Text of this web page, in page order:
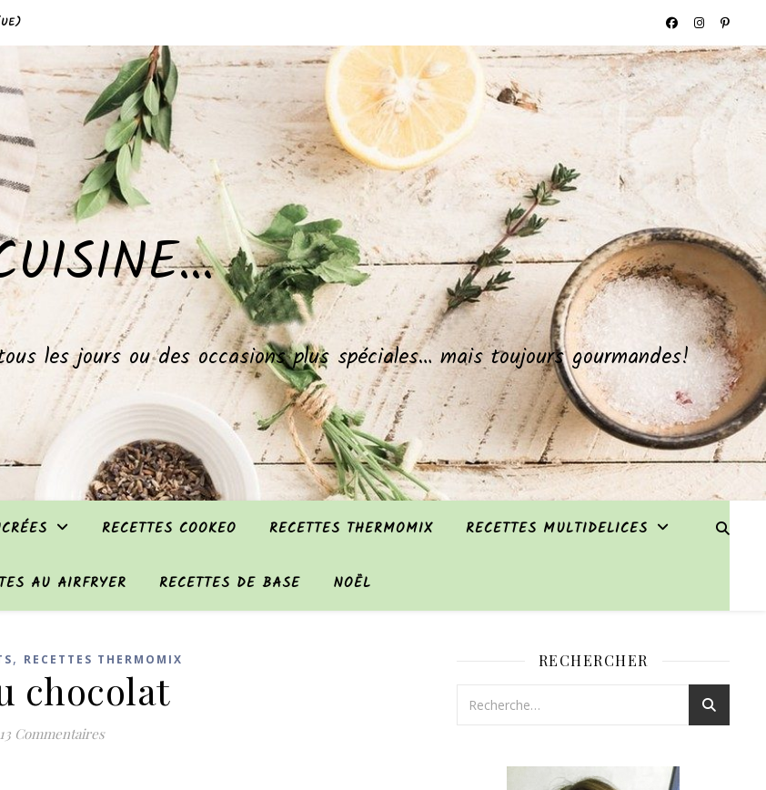
les jours ou des occasions plus spéciales… mais toujours gourmandes!
RECETTES COOKEO RECETTES THERMOMIX RECETTES MULTIDELICES
AU AIRFRYER RECETTES DE BASE NOËL
, RECETTES THERMOMIX
chocolat
13 Commentaires
RECHERCHER